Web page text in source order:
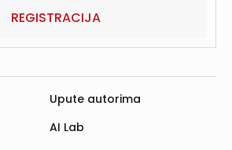
REGISTRACIJA
Upute autorima
AI Lab